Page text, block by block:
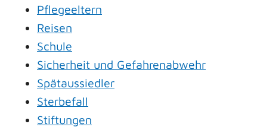
Pflegeeltern
Reisen
Schule
Sicherheit und Gefahrenabwehr
Spätaussiedler
Sterbefall
Stiftungen